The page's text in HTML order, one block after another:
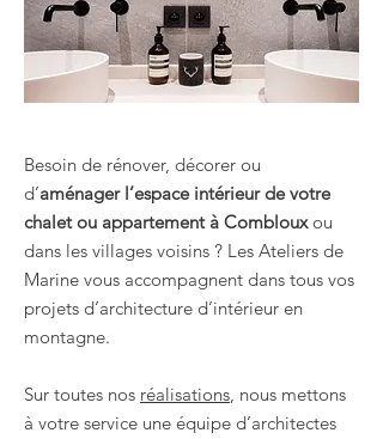
Besoin de rénover, décorer ou
d’aménager l’espace intérieur de votre
chalet ou appartement à Comblouxou
dans les villages voisins ? Les Ateliers de
Marine vous accompagnent dans tous vos
projets d’architecture d’intérieur en
montagne.
Sur toutes nos réalisations, nous mettons
à votre service une équipe d’architectes